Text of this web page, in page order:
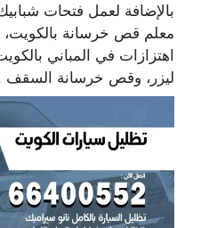
بالإضافة لعمل فتحات
معلم قص خرسانة
اهتزازات في المباني
ليزر، وقص خرسانة السقف